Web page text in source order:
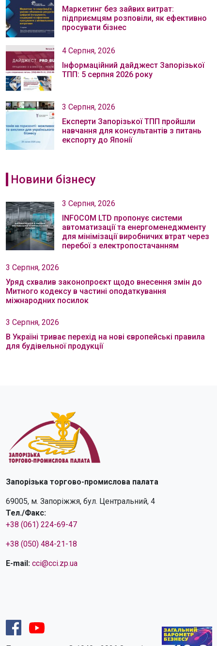
Маркетинг без зайвих витрат:
підприємцям розповіли, як ефективно
просувати бізнес
4 Серпня, 2026
Інформаційний дайджест Запорізької
ТПП: 5 серпня 2026 року
3 Серпня, 2026
Експерти Запорізької ТПП пройшли
навчання для консультантів з питань
експорту до Японії
Новини бізнесу
3 Серпня, 2026
INFOCOM LTD пропонує системи
автоматизації та енергоменеджменту
для мінімізації виробничих втрат через
перебої з електропостачанням
3 Серпня, 2026
Уряд схвалив законопроєкт щодо внесення змін до
Митного кодексу в частині оподаткування
міжнародних посилок
3 Серпня, 2026
В Україні триває перехід на нові європейські правила
для будівельної продукції
Запорізька торгово-промислова палата
69005, м. Запоріжжя, бул. Центральний, 4
Тел./Факс:
+38 (061) 224-69-47
+38 (050) 484-21-18
E-mail: cci@cci.zp.ua